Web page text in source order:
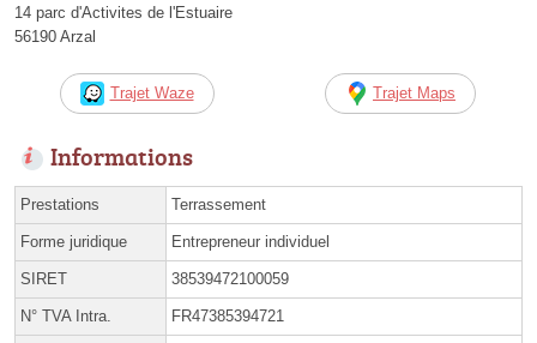
14 parc d'Activites de l'Estuaire
56190 Arzal
Trajet Waze Trajet Maps
Informations
Prestations Terrassement
Forme juridique Entrepreneur individuel
SIRET 38539472100059
N° TVA Intra. FR47385394721